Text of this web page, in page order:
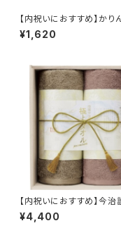
【内祝いにおすすめ】かり
詰合せ
¥1,620
【内祝いにおすすめ】今治
〈極上タオル〉フェイスタオ
(木箱入)
¥4,400